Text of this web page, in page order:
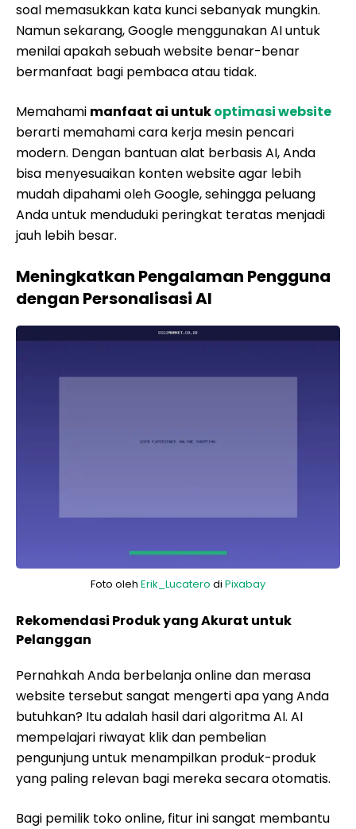
soal memasukkan kata kunci sebanyak mungkin.
Namun sekarang, Google menggunakan AI untuk
menilai apakah sebuah website benar-benar
bermanfaat bagi pembaca atau tidak.
Memahami manfaat ai untukoptimasi website
berarti memahami cara kerja mesin pencari
modern. Dengan bantuan alat berbasis AI, Anda
bisa menyesuaikan konten website agar lebih
mudah dipahami oleh Google, sehingga peluang
Anda untuk menduduki peringkat teratas menjadi
jauh lebih besar.
Meningkatkan Pengalaman Pengguna
dengan Personalisasi AI
Foto oleh Erik_Lucatero di Pixabay
Rekomendasi Produk yang Akurat untuk
Pelanggan
Pernahkah Anda berbelanja online dan merasa
website tersebut sangat mengerti apa yang Anda
butuhkan? Itu adalah hasil dari algoritma AI. AI
mempelajari riwayat klik dan pembelian
pengunjung untuk menampilkan produk-produk
yang paling relevan bagi mereka secara otomatis.
Bagi pemilik toko online, fitur ini sangat membantu